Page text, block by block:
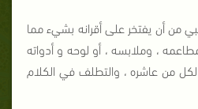
من أن يفتخر على أقرانه بشيء مما
، وملابسه ، أو لوحه و أدواته
لكل من عاشره ، والتطلف في الكلام